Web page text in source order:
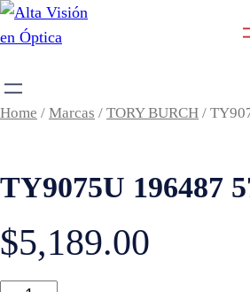
Home / Marcas / TORY BURCH /
TY9075U 196487
$5,189.00